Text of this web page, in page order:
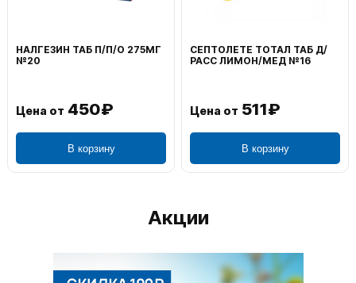
НАЛГЕЗИН ТАБ П/П/О 275МГ
№20
Цена от 450₽
В корзину
СЕПТОЛЕТЕ ТОТАЛ ТАБ Д/
РАСС ЛИМОН/МЕД №16
Цена от 511₽
В корзину
Акции